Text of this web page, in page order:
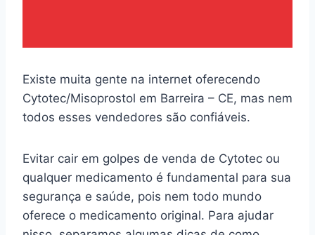
Existe muita gente na internet oferecendo
Cytotec/Misoprostol em Barreira – CE, mas nem
todos esses vendedores são confiáveis.
Evitar cair em golpes de venda de Cytotec ou
qualquer medicamento é fundamental para sua
segurança e saúde, pois nem todo mundo
oferece o medicamento original. Para ajudar